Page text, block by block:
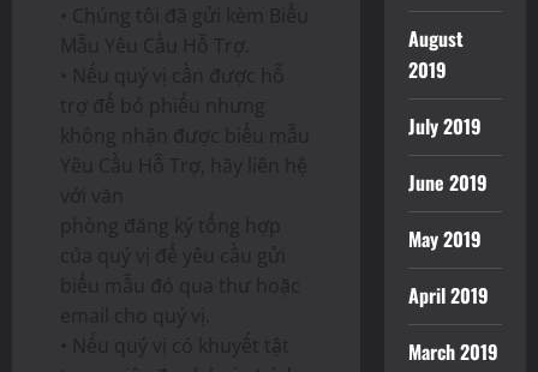
• Chúng tôi đã gửi kèm Biểu
Mẫu Yêu Cầu Hỗ Trợ.
• Nếu quý vị cần được hỗ
trợ để bỏ phiếu nhưng
không nhận được biểu mẫu
Yêu Cầu Hỗ Trợ, hãy liên hệ
với văn
phòng đăng ký tổng hợp
của quý vị để yêu cầu gửi
biểu mẫu đó qua thư hoặc
email cho quý vị.
• Nếu quý vị có khuyết tật
August
2019
July 2019
June 2019
May 2019
April 2019
March 2019